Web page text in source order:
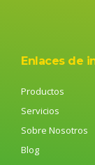
Enlaces de
Productos
Servicios
Sobre Nosotros
Blog